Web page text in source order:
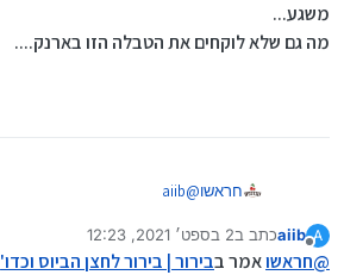
משגע...
מה גם שלא לוקחים את הטבלה הזו בארנק....
חראשו@
aiib
A
aiibכתב ב2 בספט׳ 2021, 12:23
נערך לאחרונה על ידי
@חראשואמר בבירור | בירור לחצן הביוס וכדו'